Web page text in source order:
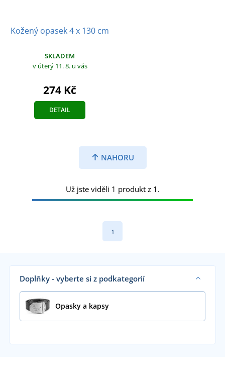
Kožený opasek 4 x 130 cm
SKLADEM
v úterý 11. 8. u vás
274 Kč
DETAIL
NAHORU
Už jste viděli 1 produkt z 1.
1
Doplňky - vyberte si z podkategorií
Opasky a kapsy